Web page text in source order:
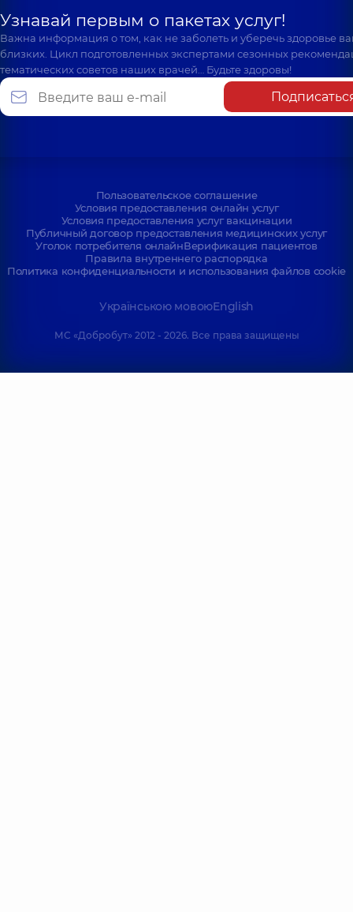
Узнавай первым о пакетах услуг!
Важна информация о том, как не заболеть и уберечь здоровье
близких. Цикл подготовленных экспертами сезонных
тематических советов наших врачей… Будьте здоровы!
Пользовательское соглашение
Условия предоставления онлайн услуг
Условия предоставления услуг вакцинации
Публичный договор предоставления медицинских услуг
Уголок потребителя онлайнВерификация пациентов
Правила внутреннего распорядка
Политика конфиденциальности и использования файлов cookie
Українською мовоюEnglish
МС «Добробут» 2012 - 2026. Все права защищены